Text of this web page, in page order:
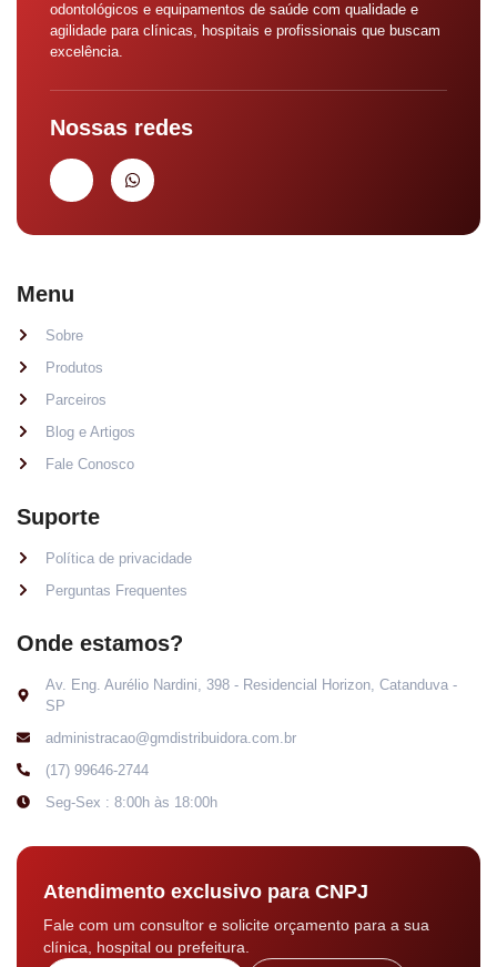
odontológicos e equipamentos de saúde com qualidade e
agilidade para clínicas, hospitais e profissionais que buscam
excelência.
Nossas redes
Menu
Sobre
Produtos
Parceiros
Blog e Artigos
Fale Conosco
Suporte
Política de privacidade
Perguntas Frequentes
Onde estamos?
Av. Eng. Aurélio Nardini, 398 - Residencial Horizon, Catanduva -
SP
administracao@gmdistribuidora.com.br
(17) 99646-2744
Seg-Sex : 8:00h às 18:00h
Atendimento exclusivo para CNPJ
Fale com um consultor e solicite orçamento para a sua
clínica, hospital ou prefeitura.